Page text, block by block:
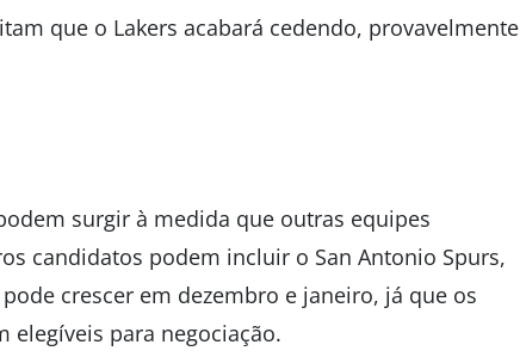
que o Lakers acabará cedendo, provavelmente
surgir à medida que outras equipes
candidatos podem incluir o San Antonio Spurs,
crescer em dezembro e janeiro, já que os
elegíveis para negociação.